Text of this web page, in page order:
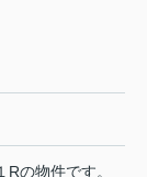
の物件です。